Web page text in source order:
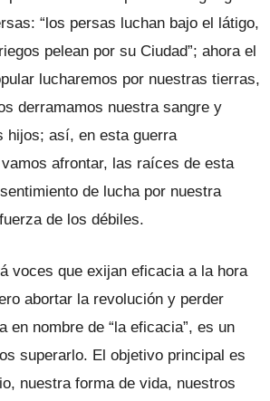
“los persas luchan bajo el látigo,
pelean por su Ciudad”; ahora el
lucharemos por nuestras tierras,
derramamos nuestra sangre y
hijos; así, en esta guerra
afrontar, las raíces de esta
de lucha por nuestra
de los débiles.
voces que exijan eficacia a la hora
abortar la revolución y perder
en nombre de “la eficacia”, es un
superarlo. El objetivo principal es
nuestra forma de vida, nuestros